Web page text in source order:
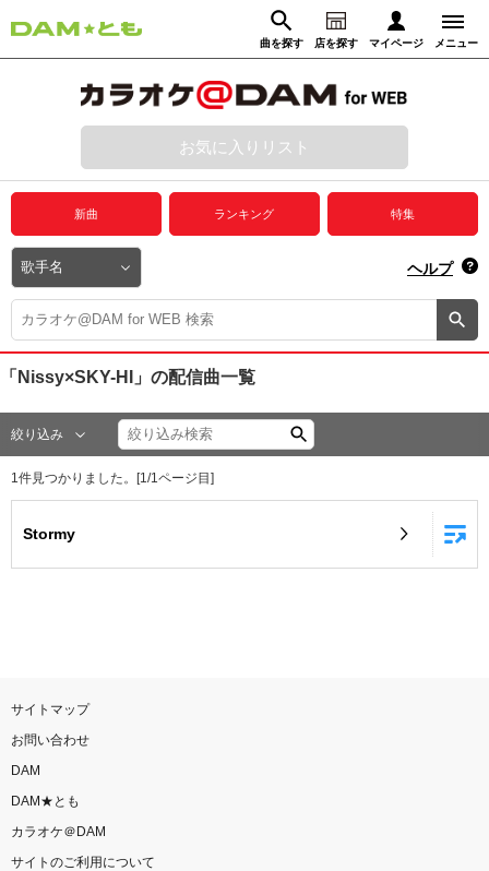
曲を探す 店を探す マイページ メニュー
動画からさがす 録音からさがす
ログイン
プレミアムサービス
DAM★とも動画
DAM★とも録音
カラオケ＠DAM
ユーザー検索
お気に入りリスト
新曲 ランキング 特集
ヘルプ
「Nissy×SKY-HI」 の配信曲一覧
絞り込み
1 件見つかりました。[1 /1 ページ目]
Stormy
サイトマップ
お問い合わせ
DAM
DAM★とも
カラオケ＠DAM
サイトのご利用について